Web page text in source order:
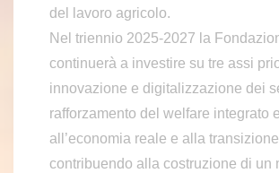
del lavoro agricolo.
Nel triennio 2025-2027 la
continuerà a investire su tre assi
innovazione e digitalizzazione dei
rafforzamento del welfare integrato
all’economia reale e alla
contribuendo alla costruzione di un